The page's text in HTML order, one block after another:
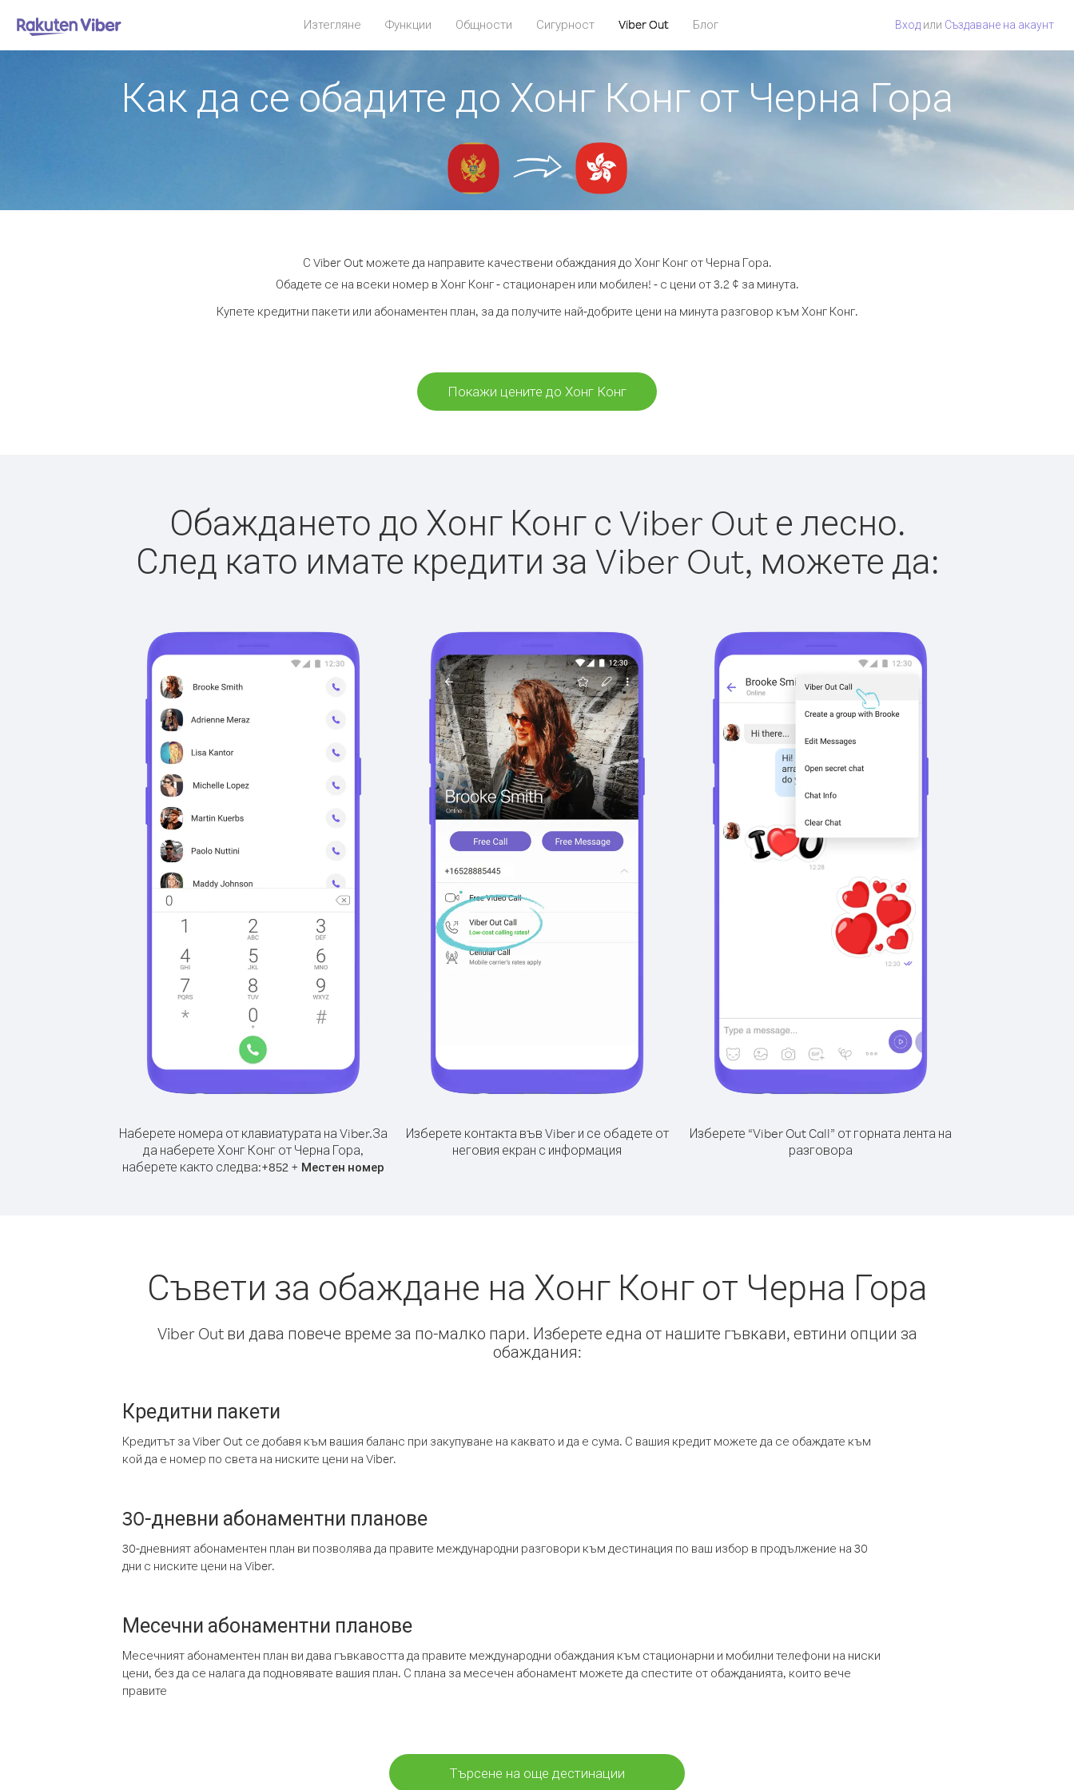
Изтегляне Функции Общности Сигурност Viber Out Блог Вход или Създаване на акаунт
Как да се обадите до Хонг Конг от Черна Гора
С Viber Out можете да направите качествени обаждания до Хонг Конг от Черна Гора.
Обадете се на всеки номер в Хонг Конг - стационарен или мобилен! - с цени от 3.2 ¢ за минута.
Купете кредитни пакети или абонаментен план, за да получите най-добрите цени на минута разговор към Хонг Конг.
Покажи цените до Хонг Конг
Обаждането до Хонг Конг с Viber Out е лесно.
След като имате кредити за Viber Out, можете да:
Наберете номера от клавиатурата на Viber.За
да наберете Хонг Конг от Черна Гора,
наберете както следва:+852 + Местен номер
Изберете контакта във Viber и се обадете от
неговия екран с информация
Изберете “Viber Out Call” от горната лента на
разговора
Съвети за обаждане на Хонг Конг от Черна Гора
Viber Out ви дава повече време за по-малко пари. Изберете една от нашите гъвкави, евтини опции за
обаждания:
Кредитни пакети
Кредитът за Viber Out се добавя към вашия баланс при закупуване на каквато и да е сума. С вашия кредит можете да се обаждате към
кой да е номер по света на ниските цени на Viber.
30-дневни абонаментни планове
30-дневният абонаментен план ви позволява да правите международни разговори към дестинация по ваш избор в продължение на 30
дни с ниските цени на Viber.
Месечни абонаментни планове
Месечният абонаментен план ви дава гъвкавостта да правите международни обаждания към стационарни и мобилни телефони на ниски
цени, без да се налага да подновявате вашия план. С плана за месечен абонамент можете да спестите от обажданията, които вече
правите
Търсене на още дестинации